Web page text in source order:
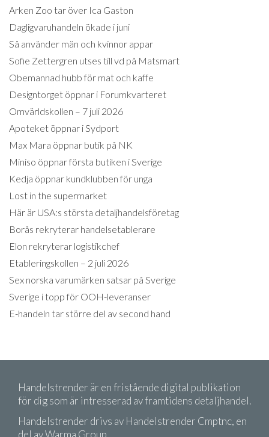
Arken Zoo tar över Ica Gaston
Dagligvaruhandeln ökade i juni
Så använder män och kvinnor appar
Sofie Zettergren utses till vd på Matsmart
Obemannad hubb för mat och kaffe
Designtorget öppnar i Forumkvarteret
Omvärldskollen – 7 juli 2026
Apoteket öppnar i Sydport
Max Mara öppnar butik på NK
Miniso öppnar första butiken i Sverige
Kedja öppnar kundklubben för unga
Lost in the supermarket
Här är USA:s största detaljhandelsföretag
Borås rekryterar handelsetablerare
Elon rekryterar logistikchef
Etableringskollen – 2 juli 2026
Sex norska varumärken satsar på Sverige
Sverige i topp för OOH-leveranser
E-handeln tar större del av second hand
Handelstrender är en fristående digital publikation
för dig som är intresserad av framtidens detaljhandel.
Handelstrender drivs av Handelstrender Cmptnc, en
del av Warma Group.